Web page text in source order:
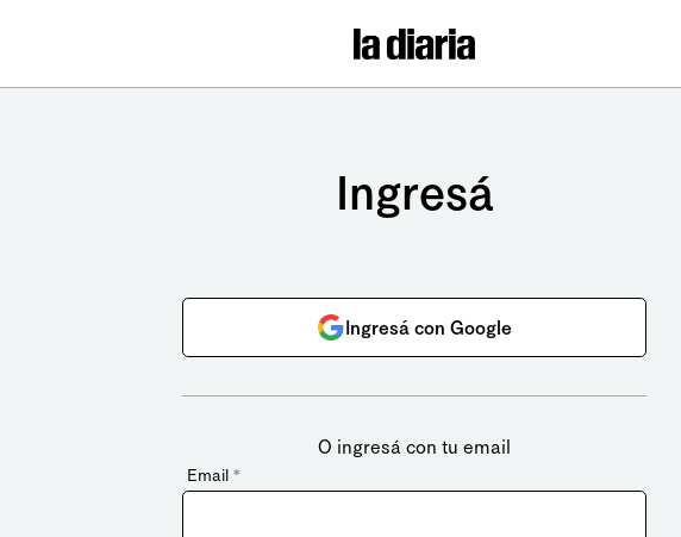
Ingresá
Ingresá con Google
O ingresá con tu email
Email *